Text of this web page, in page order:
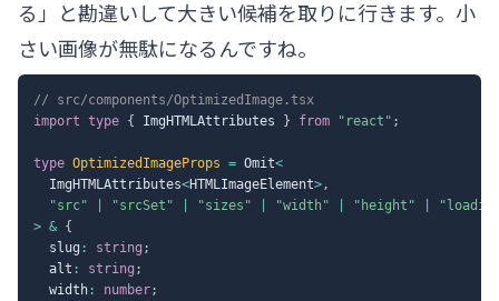
る」と勘違いして大きい候補を取りに行きます。小
さい画像が無駄になるんですね。
// src/components/OptimizedImage.tsx
import type { ImgHTMLAttributes } from "react" ;
type OptimizedImageProps = Omit<
  ImgHTMLAttributes
<HTMLImageElement>,
"src"
"srcSet" "sizes" "width" "height"
> & {
  slug
: string ;
  alt
: string ;
  width
: number;